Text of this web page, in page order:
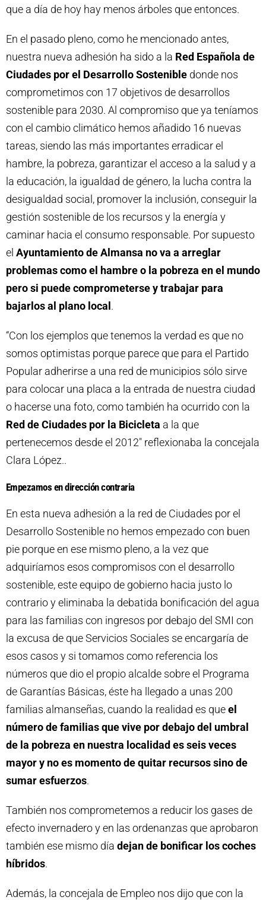
que a día de hoy hay menos árboles que entonces.
En el pasado pleno, como he mencionado antes,
nuestra nueva adhesión ha sido a la Red Española de
Ciudades por el Desarrollo Sostenible donde nos
comprometimos con 17 objetivos de desarrollos
sostenible para 2030. Al compromiso que ya teníamos
con el cambio climático hemos añadido 16 nuevas
tareas, siendo las más importantes erradicar el
hambre, la pobreza, garantizar el acceso a la salud y a
la educación, la igualdad de género, la lucha contra la
desigualdad social, promover la inclusión, conseguir la
gestión sostenible de los recursos y la energía y
caminar hacia el consumo responsable. Por supuesto
el Ayuntamiento de Almansa no va a arreglar
problemas como el hambre o la pobreza en el mundo
pero si puede comprometerse y trabajar para
bajarlos al plano local .
“Con los ejemplos que tenemos la verdad es que no
somos optimistas porque parece que para el Partido
Popular adherirse a una red de municipios sólo sirve
para colocar una placa a la entrada de nuestra ciudad
o hacerse una foto, como también ha ocurrido con la
Red de Ciudades por la Bicicleta a la que
pertenecemos desde el 2012″ reflexionaba la concejala
Clara López..
Empezamos en dirección contraria
En esta nueva adhesión a la red de Ciudades por el
Desarrollo Sostenible no hemos empezado con buen
pie porque en ese mismo pleno, a la vez que
adquiríamos esos compromisos con el desarrollo
sostenible, este equipo de gobierno hacia justo lo
contrario y eliminaba la debatida bonificación del agua
para las familias con ingresos por debajo del SMI con
la excusa de que Servicios Sociales se encargaría de
esos casos y si tomamos como referencia los
números que dio el propio alcalde sobre el Programa
de Garantías Básicas, éste ha llegado a unas 200
familias almanseñas, cuando la realidad es queel
número de familias que vive por debajo del umbral
de la pobreza en nuestra localidad es seis veces
mayor y no es momento de quitar recursos sino de
sumar esfuerzos.
También nos comprometemos a reducir los gases de
efecto invernadero y en las ordenanzas que aprobaron
también ese mismo día dejan de bonificar los coches
híbridos.
Además, la concejala de Empleo nos dijo que con la